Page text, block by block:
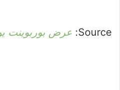
Source: عرض بوربوينت يوم